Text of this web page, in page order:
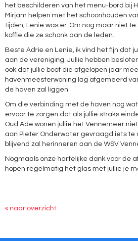
het beschilderen van het menu-bord bij
Mirjam helpen met het schoonhouden
tijden, Lenie was er. Om nog maar niet
koffie die ze schonk aan de leden.
Beste Adrie en Lenie, ik vind het fijn dat
aan de vereniging. Jullie hebben
ook dat jullie boot die afgelopen jaar
havenmeesterwoning lag afgemeerd
de haven zal liggen.
Om die verbinding met de haven nog
ervoor te zorgen dat als jullie straks
Oud Ade wonen jullie het Vennemeer
aan Pieter Onderwater gevraagd iets te
blijvend zal herinneren aan de WSV
Nogmaals onze hartelijke dank voor de
hopen regelmatig het glas met jullie je
« naar overzicht